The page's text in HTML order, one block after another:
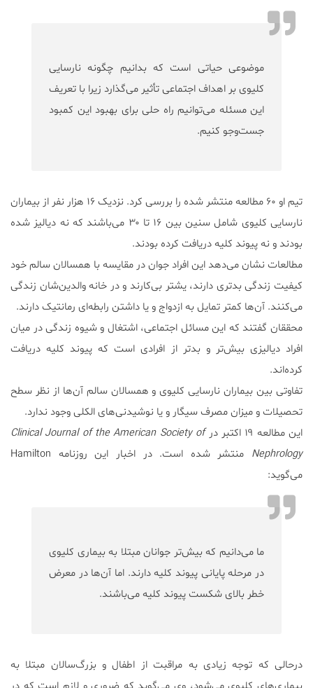
موضوعی حیاتی است که بدانیم چگونه نارسایی‌
کلیوی بر اهداف اجتماعی تأثیر می‌گذارد زیرا با تعریف
این مسئله می‌توانیم راه حلی برای بهبود این کمبود
جست‌وجو کنیم.
تیم او‌ ۶۰ مطالعه منتشر شده را بررسی کرد. نزدیک ۱۶ هزار نفر از بیماران
نارسایی کلیوی شامل سنین بین ۱۶ تا ۳۰ می‌باشند که نه دیالیز شده
بودند و نه پیوند کلیه دریافت کرده بودند.
مطالعات نشان می‌دهد این افراد جوان در مقایسه با همسالان سالم خود
کیفیت زندگی بدتری دارند، یشتر بی‌کارند و در خانه والدین‌شان زندگی
می‌کنند. آن‌ها کمتر تمایل به ازدواج و یا داشتن رابطه‌ای رمانتیک دارند.
محققان گفتند که این مسائل اجتماعی، اشتغال و شیوه زندگی در میان
افراد دیالیزی بیش‌تر و بدتر از افرادی است که پیوند کلیه دریافت
کرده‌اند.
تفاوتی بین بیماران نارسایی کلیوی و همسالان سالم آن‌ها از نظر سطح
تحصیلات و میزان مصرف سیگار و یا نوشیدنی‌های الکلی وجود ندارد.
این مطالعه ۱۹ اکتبر در
Clinical Journal of the American Society of
Nephrology
منتشر شده است. در اخبار این روزنامه Hamilton
می‌گوید:
ما می‌دانیم که بیش‌تر جوانان مبتلا به بیماری کلیوی
در مرحله پایانی پیوند کلیه دارند. اما آن‌ها در معرض
خطر بالای شکست پیوند کلیه می‌باشند.
درحالی که توجه زیادی به مراقبت از اطفال و بزرگ‌سالان مبتلا به